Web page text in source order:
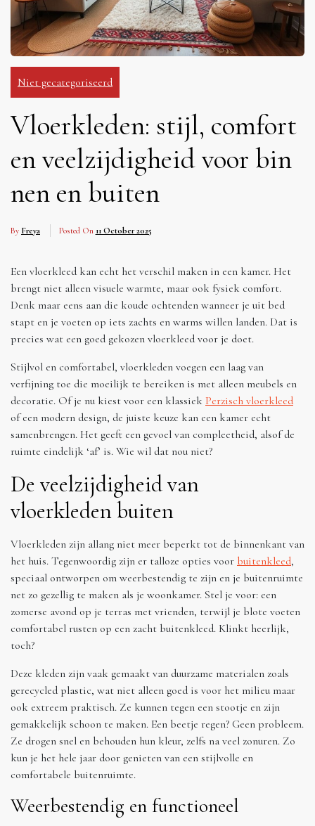
Niet gecategoriseerd
Vloerkleden: stijl, comfort
en veelzijdigheid voor bin
nen en buiten
By Freya Posted On 11 October 2025
Een vloerkleed kan echt het verschil maken in een kamer. Het
brengt niet alleen visuele warmte, maar ook fysiek comfort.
Denk maar eens aan die koude ochtenden wanneer je uit bed
stapt en je voeten op iets zachts en warms willen landen. Dat is
precies wat een goed gekozen vloerkleed voor je doet.
Stijlvol en comfortabel, vloerkleden voegen een laag van
verfijning toe die moeilijk te bereiken is met alleen meubels en
decoratie. Of je nu kiest voor een klassiek Perzisch vloerkleed
of een modern design, de juiste keuze kan een kamer echt
samenbrengen. Het geeft een gevoel van compleetheid, alsof de
ruimte eindelijk ‘af’ is. Wie wil dat nou niet?
De veelzijdigheid van
vloerkleden buiten
Vloerkleden zijn allang niet meer beperkt tot de binnenkant van
het huis. Tegenwoordig zijn er talloze opties voor buitenkleed,
speciaal ontworpen om weerbestendig te zijn en je buitenruimte
net zo gezellig te maken als je woonkamer. Stel je voor: een
zomerse avond op je terras met vrienden, terwijl je blote voeten
comfortabel rusten op een zacht buitenkleed. Klinkt heerlijk,
toch?
Deze kleden zijn vaak gemaakt van duurzame materialen zoals
gerecycled plastic, wat niet alleen goed is voor het milieu maar
ook extreem praktisch. Ze kunnen tegen een stootje en zijn
gemakkelijk schoon te maken. Een beetje regen? Geen probleem.
Ze drogen snel en behouden hun kleur, zelfs na veel zonuren. Zo
kun je het hele jaar door genieten van een stijlvolle en
comfortabele buitenruimte.
Weerbestendig en functioneel